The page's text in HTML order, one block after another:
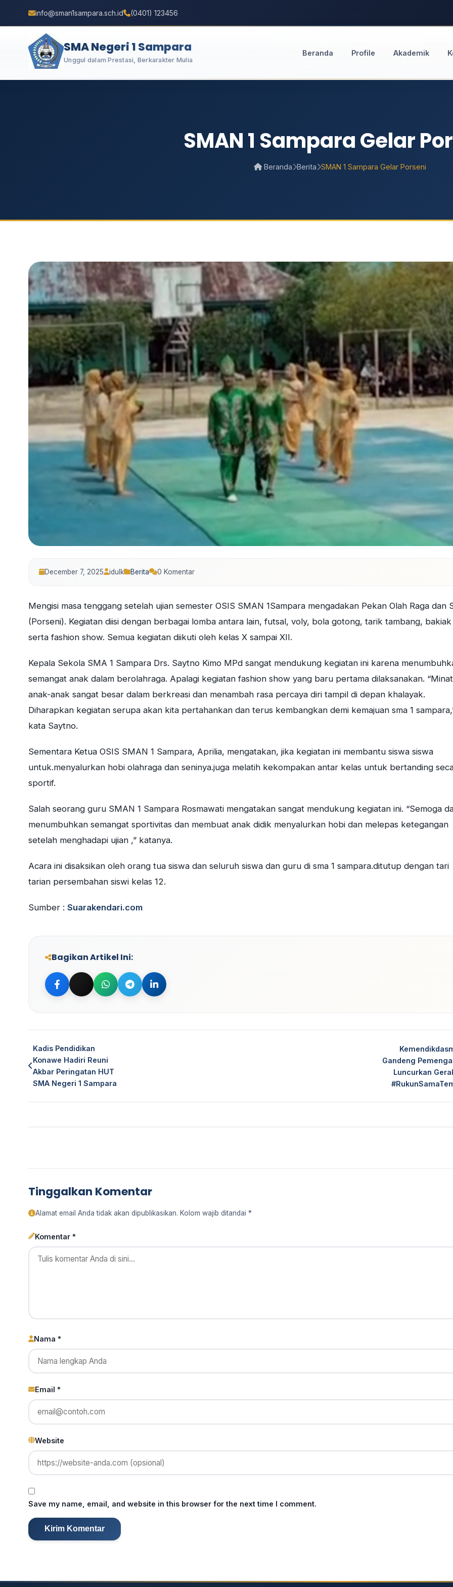
info@sman1sampara.sch.id (0401) 123456
SMA Negeri 1 Sampara
Unggul dalam Prestasi, Berkarakter Mulia
Beranda Profile Akademik
SMAN 1 Sampara Gelar
Beranda Berita SMAN 1 Sampara Gelar Porseni
December 7, 2025 idulk Berita 0 Komentar
Mengisi masa tenggang setelah ujian semester OSIS SMAN 1Sampara mengadakan Pekan Olah Raga dan
(Porseni). Kegiatan diisi dengan berbagai lomba antara lain, futsal, voly, bola gotong, tarik tambang, bakiak
serta fashion show. Semua kegiatan diikuti oleh kelas X sampai XII.
Kepala Sekola SMA 1 Sampara Drs. Saytno Kimo MPd sangat mendukung kegiatan ini karena
semangat anak dalam berolahraga. Apalagi kegiatan fashion show yang baru pertama dilaksanakan. “Minat
anak-anak sangat besar dalam berkreasi dan menambah rasa percaya diri tampil di depan khalayak.
Diharapkan kegiatan serupa akan kita pertahankan dan terus kembangkan demi kemajuan sma 1
kata Saytno.
Sementara Ketua OSIS SMAN 1 Sampara, Aprilia, mengatakan, jika kegiatan ini membantu siswa siswa
untuk.menyalurkan hobi olahraga dan seninya.juga melatih kekompakan antar kelas untuk bertanding
sportif.
Salah seorang guru SMAN 1 Sampara Rosmawati mengatakan sangat mendukung kegiatan ini. “Semoga
menumbuhkan semangat sportivitas dan membuat anak didik menyalurkan hobi dan melepas ketegangan
setelah menghadapi ujian ,” katanya.
Acara ini disaksikan oleh orang tua siswa dan seluruh siswa dan guru di sma 1 sampara.ditutup dengan tari
tarian persembahan siswi kelas 12.
Sumber : Suarakendari.com
Bagikan Artikel Ini:
Bagikan ke Facebook
Bagikan ke Twitter
Bagikan ke WhatsApp
Bagikan ke Telegram
Bagikan ke LinkedIn
Kadis Pendidikan
Konawe Hadiri Reuni
Akbar Peringatan HUT
SMA Negeri 1 Sampara
Gandeng
Luncurkan
Tinggalkan Komentar
Alamat email Anda tidak akan dipublikasikan. Kolom wajib ditandai *
Komentar *
Nama *
Email *
Website
Save my name, email, and website in this browser for the next time I comment.